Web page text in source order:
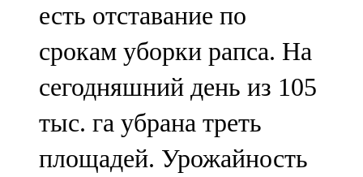
есть отставание по
срокам уборки рапса. На
сегодняшний день из 105
тыс. га убрана треть
площадей. Урожайность